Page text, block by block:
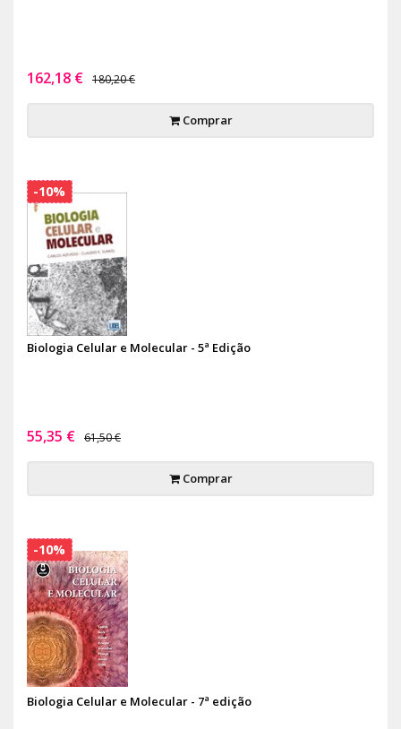
162,18 € 180,20 €
Comprar
Biologia Celular e Molecular - 5ª Edição
55,35 € 61,50 €
Comprar
-10%
Biologia Celular e Molecular - 7ª edição
-10%